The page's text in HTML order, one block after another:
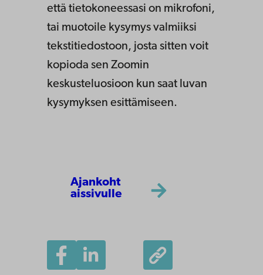
että tietokoneessasi on mikrofoni,
tai muotoile kysymys valmiiksi
tekstitiedostoon, josta sitten voit
kopioda sen Zoomin
keskusteluosioon kun saat luvan
kysymyksen esittämiseen.
Ajankoht
aissivulle